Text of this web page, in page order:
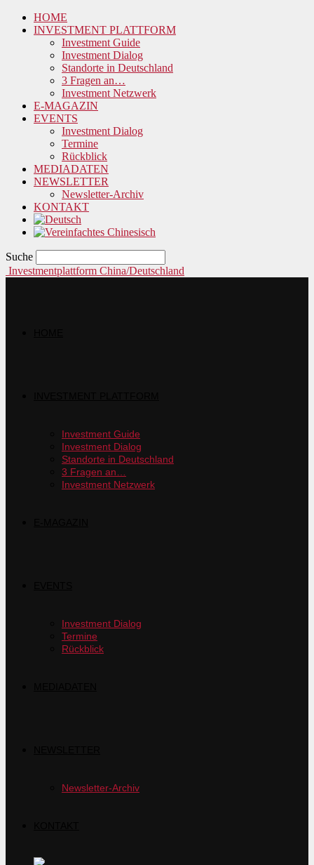
HOME
INVESTMENT PLATTFORM
Investment Guide
Investment Dialog
Standorte in Deutschland
3 Fragen an…
Investment Netzwerk
E-MAGAZIN
EVENTS
Investment Dialog
Termine
Rückblick
MEDIADATEN
NEWSLETTER
Newsletter-Archiv
KONTAKT
Suche
Investmentplattform China/Deutschland
Investment Guide
Investment Dialog
Standorte in Deutschland
3 Fragen an…
Investment Netzwerk
Investment Dialog
Termine
Rückblick
Newsletter-Archiv